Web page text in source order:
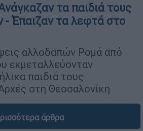
τα παιδιά τους
- Έπαιζαν τα λεφτά στο
αλλοδαπών Ρομά από
εκμεταλλεύονταν
παιδιά τους
στη Θεσσαλονίκη
άρθρα